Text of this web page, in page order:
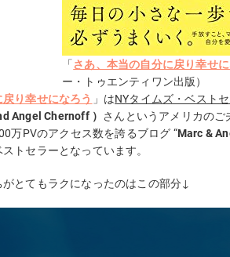
「 さあ、本当の自分に戻り幸せに
ー・トゥエンティワン出版）
り幸せになろう 」はNYタイムズ・ベスト
Angel Chernoff ）
さんというアメリカのご
万PVのアクセス数を誇るブログ “Marc &
トセラーとなっています。
とてもラクになったのはこの部分↓